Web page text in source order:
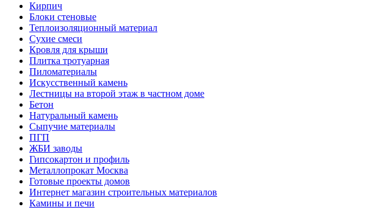
Кирпич
Блоки стеновые
Теплоизоляционный материал
Сухие смеси
Кровля для крыши
Плитка тротуарная
Пиломатериалы
Искусственный камень
Лестницы на второй этаж в частном доме
Бетон
Натуральный камень
Сыпучие материалы
ПГП
ЖБИ заводы
Гипсокартон и профиль
Металлопрокат Москва
Готовые проекты домов
Интернет магазин строительных материалов
Камины и печи